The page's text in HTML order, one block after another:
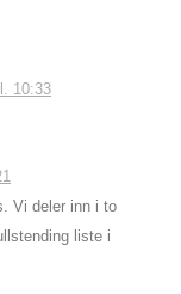
10:33
Vi deler inn i to
liste i